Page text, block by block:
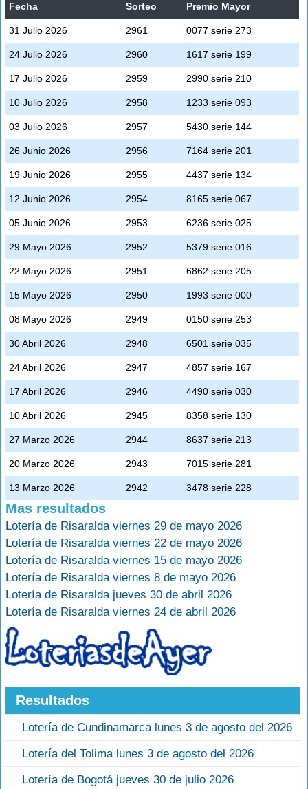
Fecha Sorteo Premio Mayor
31 Julio 2026 2961 0077 serie 273
24 Julio 2026 2960 1617 serie 199
17 Julio 2026 2959 2990 serie 210
10 Julio 2026 2958 1233 serie 093
03 Julio 2026 2957 5430 serie 144
26 Junio 2026 2956 7164 serie 201
19 Junio 2026 2955 4437 serie 134
12 Junio 2026 2954 8165 serie 067
05 Junio 2026 2953 6236 serie 025
29 Mayo 2026 2952 5379 serie 016
22 Mayo 2026 2951 6862 serie 205
15 Mayo 2026 2950 1993 serie 000
08 Mayo 2026 2949 0150 serie 253
30 Abril 2026 2948 6501 serie 035
24 Abril 2026 2947 4857 serie 167
17 Abril 2026 2946 4490 serie 030
10 Abril 2026 2945 8358 serie 130
27 Marzo 2026 2944 8637 serie 213
20 Marzo 2026 2943 7015 serie 281
13 Marzo 2026 2942 3478 serie 228
Mas resultados
Lotería de Risaralda viernes 29 de mayo 2026
Lotería de Risaralda viernes 22 de mayo 2026
Lotería de Risaralda viernes 15 de mayo 2026
Lotería de Risaralda viernes 8 de mayo 2026
Lotería de Risaralda jueves 30 de abril 2026
Lotería de Risaralda viernes 24 de abril 2026
Resultados
Lotería de Cundinamarca lunes 3 de agosto del 2026
Lotería del Tolima lunes 3 de agosto del 2026
Lotería de Bogotá jueves 30 de julio 2026